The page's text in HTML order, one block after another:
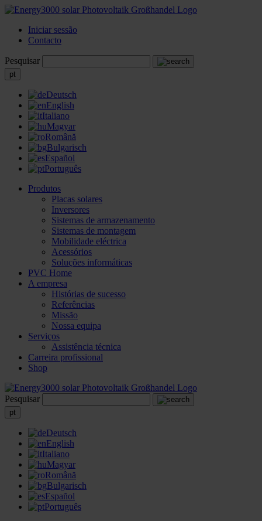
Iniciar sessão
Contacto
Pesquisar
pt
Deutsch
English
Italiano
Magyar
Română
Bulgarisch
Español
Português
Produtos
Placas solares
Inversores
Sistemas de armazenamento
Sistemas de montagem
Mobilidade eléctrica
Acessórios
Soluções informáticas
PVC Home
A empresa
Histórias de sucesso
Referências
Missão
Nossa equipa
Serviços
Assistência técnica
Carreira profissional
Shop
Pesquisar
pt
Deutsch
English
Italiano
Magyar
Română
Bulgarisch
Español
Português